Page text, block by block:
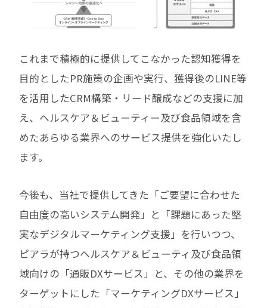
これまで積極的に提供してこなかった認知獲得を
目的としたPR施策の企画や実行、獲得後のLINE等
を活用したCRM構築・リード醸成などの支援に加
え、ヘルスケア＆ビューティー及び食品領域を含
めたあらゆる業界へのサービス提供を強化いたし
ます。
今後も、当社で提供してきた「ご要望に合わせた
自由度の高いシステム開発」と「課題にあった堅
実なデジタルマーケティング支援」を行いつつ、
ピアラが持つヘルスケア＆ビューティ及び食品領
域向けの「通販DXサービス」と、その他の業界を
ターゲットにした「マーケティングDXサービス」